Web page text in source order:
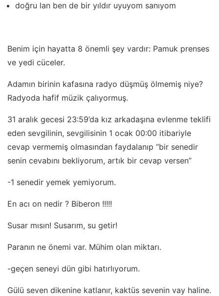
doğru lan ben de bir yıldır uyuyom sanıyom
Benim için hayatta 8 önemli şey vardır: Pamuk prenses
ve yedi cüceler.
Adamın birinin kafasına radyo düşmüş ölmemiş niye?
Radyoda hafif müzik çalıyormuş.
31 aralık gecesi 23:59’da kız arkadaşına evlenme teklifi
eden sevgilinin, sevgilisinin 1 ocak 00:00 itibariyle
cevap vermemiş olmasından faydalanıp “bir senedir
senin cevabını bekliyorum, artık bir cevap versen”
-1 senedir yemek yemiyorum.
En acı on nedir ? Biberon !!!!!
Susar mısın! Susarım, su getir!
Paranın ne önemi var. Mühim olan miktarı.
-geçen seneyi dün gibi hatırlıyorum.
Gülü seven dikenine katlanır, kaktüs sevenin vay haline.